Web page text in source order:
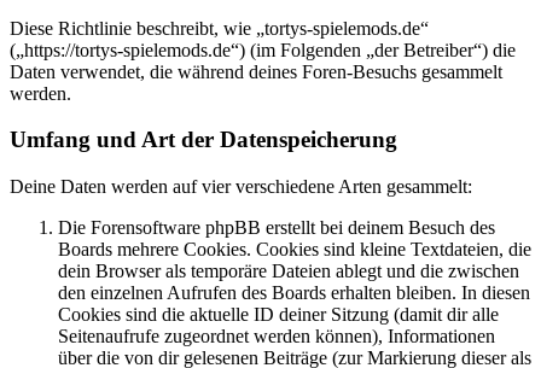
Diese Richtlinie beschreibt, wie „tortys-spielemods.de“
(„https://tortys-spielemods.de“) (im Folgenden „der Betreiber“) die
Daten verwendet, die während deines Foren-Besuchs gesammelt
werden.
Umfang und Art der Datenspeicherung
Deine Daten werden auf vier verschiedene Arten gesammelt:
Die Forensoftware phpBB erstellt bei deinem Besuch des
Boards mehrere Cookies. Cookies sind kleine Textdateien, die
dein Browser als temporäre Dateien ablegt und die zwischen
den einzelnen Aufrufen des Boards erhalten bleiben. In diesen
Cookies sind die aktuelle ID deiner Sitzung (damit dir alle
Seitenaufrufe zugeordnet werden können), Informationen
über die von dir gelesenen Beiträge (zur Markierung dieser als